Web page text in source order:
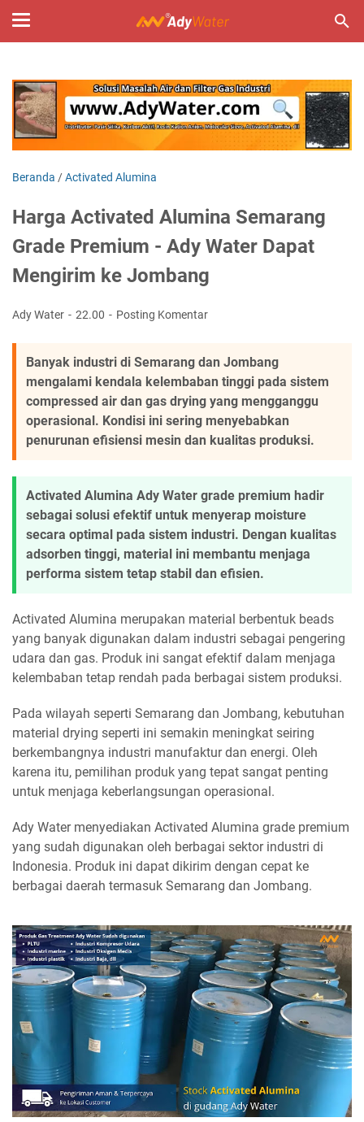
Beranda /Activated Alumina
Harga Activated Alumina Semarang
Grade Premium - Ady Water Dapat
Mengirim ke Jombang
Ady Water 22.00 Posting Komentar
Banyak industri di Semarang dan Jombang
mengalami kendala kelembaban tinggi pada sistem
compressed air dan gas drying yang mengganggu
operasional. Kondisi ini sering menyebabkan
penurunan efisiensi mesin dan kualitas produksi.
Activated Alumina Ady Water grade premium hadir
sebagai solusi efektif untuk menyerap moisture
secara optimal pada sistem industri. Dengan kualitas
adsorben tinggi, material ini membantu menjaga
performa sistem tetap stabil dan efisien.
Activated Alumina merupakan material berbentuk beads
yang banyak digunakan dalam industri sebagai pengering
udara dan gas. Produk ini sangat efektif dalam menjaga
kelembaban tetap rendah pada berbagai sistem produksi.
Pada wilayah seperti Semarang dan Jombang, kebutuhan
material drying seperti ini semakin meningkat seiring
berkembangnya industri manufaktur dan energi. Oleh
karena itu, pemilihan produk yang tepat sangat penting
untuk menjaga keberlangsungan operasional.
Ady Water menyediakan Activated Alumina grade premium
yang sudah digunakan oleh berbagai sektor industri di
Indonesia. Produk ini dapat dikirim dengan cepat ke
berbagai daerah termasuk Semarang dan Jombang.